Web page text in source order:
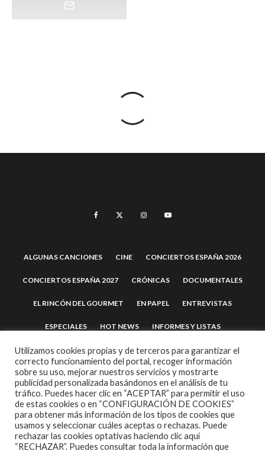
ALGUNAS CANCIONES CINE CONCIERTOS ESPAÑA 2026
CONCIERTOS ESPAÑA 2027 CRÓNICAS DOCUMENTALES
EL RINCÓN DEL GOURMET EN PAPEL ENTREVISTAS
ESPECIALES HOT NEWS INFORMES Y LISTAS
LA TRASTIENDA MIS DISCOS Y YO NOTICIAS OPINIÓN
REVIEWS TEATRO TU DISCO ME SUENA
Utilizamos cookies propias y de terceros para garantizar el
correcto funcionamiento del portal, recoger información
sobre su uso, mejorar nuestros servicios y mostrarte
publicidad personalizada basándonos en el análisis de tu
tráfico. Puedes hacer clic en “ACEPTAR” para permitir el uso
de estas cookies o en “CONFIGURACIÓN DE COOKIES”
para obtener más información de los tipos de cookies que
usamos y seleccionar cuáles aceptas o rechazas. Puede
rechazar las cookies optativas haciendo clic aquí
“RECHAZAR”. Puedes consultar toda la información que